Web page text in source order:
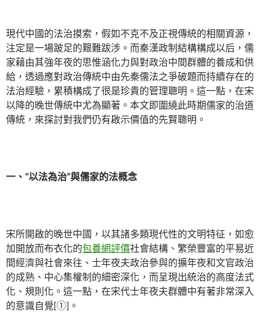
現代中國的法治摸索，假如不克不及正視傳統的相關資源，
注定是一場跛足的艱難跋涉。而秦漢政制結構構成以后，儒
家藉由其強年夜的思惟涵化力與對政治中間群體的養成和供
給，透過應對政治傳統中由先秦儒法之爭破題而持續存在的
法治經驗，累積構成了很是珍貴的管理聰明。這一點，在宋
以降的晚世傳統中尤為顯著。本文即圍繞此時期儒家的治道
傳統，來探討對我們仍有啟示價值的先賢聰明。
一、“以法為治”與儒家的法概念
宋所開啟的晚世中國，以其諸多類現代性的文明特征，如愈
加開放而布衣化的包養網評價社會結構、繁榮豐富的平易近
間經濟與社會來往、士年夜夫政治參與的擴年夜和文官政治
的成熟、中心集權制的細密深化，而呈現出統治的高度法式
化、規則化。這一點，在宋代士年夜夫群體中有著非常深入
的意識自覺[①]。